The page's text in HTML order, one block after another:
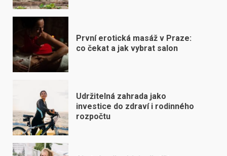
První erotická masáž v Praze:
co čekat a jak vybrat salon
Udržitelná zahrada jako
investice do zdraví i rodinného
rozpočtu